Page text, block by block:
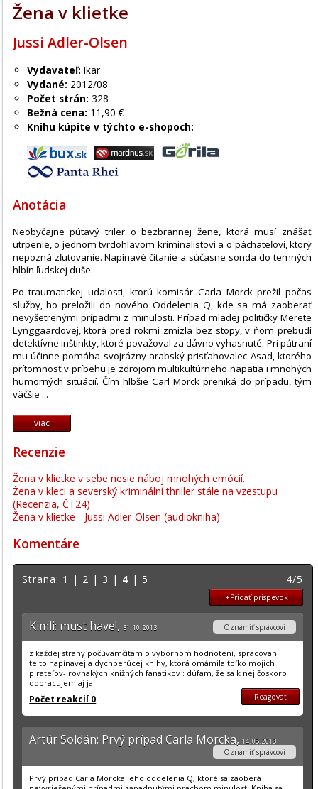
Žena v klietke
Jussi Adler-Olsen
Vydavateľ: Ikar
Vydané: 2012/08
Počet strán: 328
Bežná cena: 11,90 €
Knihu kúpite v týchto e-shopoch:
Anotácia
Neobyčajne pútavý triler o bezbrannej žene, ktorá musí znášať
utrpenie, o jednom tvrdohlavom kriminalistovi a o páchateľovi, ktorý
nepozná zľutovanie. Napínavé čítanie a súčasne sonda do temných
hlbín ľudskej duše.
Po traumatickej udalosti, ktorú komisár Carla Morck prežil počas
služby, ho preložili do nového Oddelenia Q, kde sa má zaoberať
nevyšetrenými prípadmi z minulosti. Prípad mladej političky Merete
Lynggaardovej, ktorá pred rokmi zmizla bez stopy, v ňom prebudí
detektívne inštinkty, ktoré považoval za dávno vyhasnuté. Pri pátraní
mu účinne pomáha svojrázny arabský prisťahovalec Asad, ktorého
prítomnosť v príbehu je zdrojom multikultúrneho napätia i mnohých
humorných situácií. Čím hlbšie Carl Morck preniká do prípadu, tým
väčšie ...
viac
Recenzie
Žena v klietke v sebe nesie náboj mnohých emócií.
Žena v kleci a severský kriminální thriller stále na vzestupu
(Recenzia, ČT24)
Žena v klietke - Jussi Adler-Olsen (audiokniha)
Komentáre
Strana: 1 | 2 | 3 | 4 | 5 4/5
+Pridať prispevok
Kimli: must have!, 31. 10. 2013 Oznámiť správcovi
z každej strany počúvamčítam o výbornom hodnotení, spracovaní
tejto napínavej a dychberúcej knihy, ktorá omámila toľko mojich
pirateľov- rovnakých knižných fanatikov : dúfam, že sa k nej čoskoro
dopracujem aj ja!
Počet reakcií 0 Reagovať
Artúr Soldán: Prvý prípad Carla Morcka,14. 08. 2013
Oznámiť správcovi
Prvý prípad Carla Morcka jeho oddelenia Q, ktoré sa zaoberá